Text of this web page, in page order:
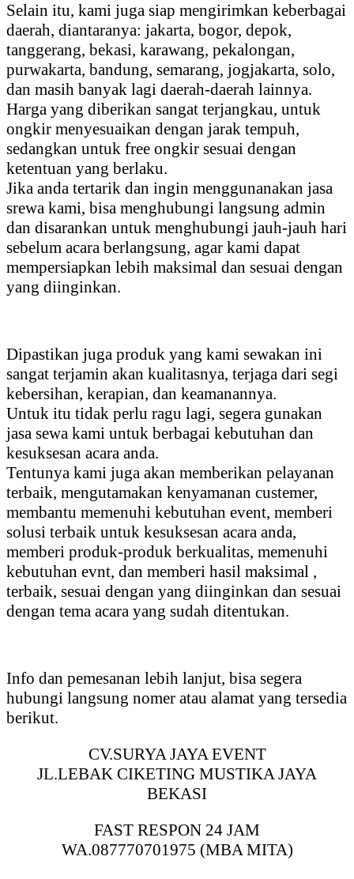
Selain itu, kami juga siap mengirimkan keberbagai
daerah, diantaranya: jakarta, bogor, depok,
tanggerang, bekasi, karawang, pekalongan,
purwakarta, bandung, semarang, jogjakarta, solo,
dan masih banyak lagi daerah-daerah lainnya.
Harga yang diberikan sangat terjangkau, untuk
ongkir menyesuaikan dengan jarak tempuh,
sedangkan untuk free ongkir sesuai dengan
ketentuan yang berlaku.
Jika anda tertarik dan ingin menggunanakan jasa
srewa kami, bisa menghubungi langsung admin
dan disarankan untuk menghubungi jauh-jauh hari
sebelum acara berlangsung, agar kami dapat
mempersiapkan lebih maksimal dan sesuai dengan
yang diinginkan.
Dipastikan juga produk yang kami sewakan ini
sangat terjamin akan kualitasnya, terjaga dari segi
kebersihan, kerapian, dan keamanannya.
Untuk itu tidak perlu ragu lagi, segera gunakan
jasa sewa kami untuk berbagai kebutuhan dan
kesuksesan acara anda.
Tentunya kami juga akan memberikan pelayanan
terbaik, mengutamakan kenyamanan custemer,
membantu memenuhi kebutuhan event, memberi
solusi terbaik untuk kesuksesan acara anda,
memberi produk-produk berkualitas, memenuhi
kebutuhan evnt, dan memberi hasil maksimal ,
terbaik, sesuai dengan yang diinginkan dan sesuai
dengan tema acara yang sudah ditentukan.
Info dan pemesanan lebih lanjut, bisa segera
hubungi langsung nomer atau alamat yang tersedia
berikut.
CV.SURYA JAYA EVENT
JL.LEBAK CIKETING MUSTIKA JAYA
BEKASI
FAST RESPON 24 JAM
WA.087770701975 (MBA MITA)